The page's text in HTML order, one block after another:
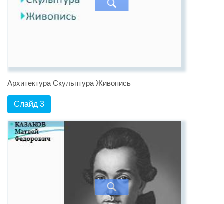
Архитектура Скульптура Живопись
Слайд 3